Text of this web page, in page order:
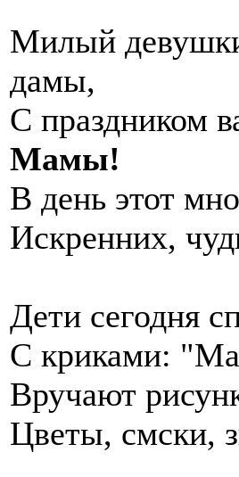
Милый
С праздником
Мамы!
В день этот
Искренних,
Дети сегодня
С криками:
Вручают
Цветы, смски,